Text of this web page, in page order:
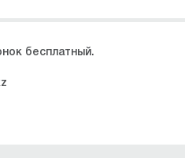
бесплатный.